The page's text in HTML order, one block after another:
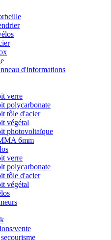
d'informations
verre
polycarbonate
tôle d'acier
végétal
photovoltaïque
6mm
verre
polycarbonate
tôle d'acier
végétal
vente